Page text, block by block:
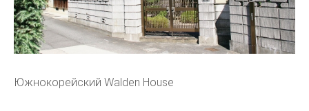
Южнокорейский Walden House